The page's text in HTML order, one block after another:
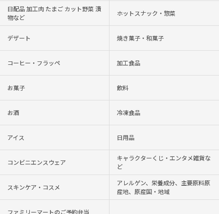
日配品 加工肉 たまご カット野菜 漬
物など
ホットスナック・惣菜
デザート 焼き菓子・和菓子
コーヒー・フラッペ 加工食品
お菓子 飲料
お酒 冷凍食品
アイス 日用品
コンビニエンスウェア
キャラクターくじ・エンタメ雑貨な
ど
スキンケア・コスメ
アレルゲン、栄養成分、主要原料原
産地、原産国・地域
ファミリーマートのご予約弁当